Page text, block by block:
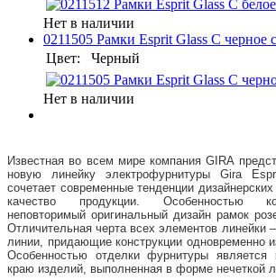
Нет в наличии
0211505 Рамки Esprit Glass C черное
Цвет:
Черный
Нет в наличии
Известная во всем мире компания GIRA
новую линейку электрофурнитуры Gira
сочетает современные тенденции
качество продукции. Особенностью
неповторимый оригинальный дизайн рамок
Отличительная черта всех элементов линейки
линии, придающие конструкции одновременно
Особенностью отделки фурнитуры является
краю изделий, выполненная в форме нечеткой